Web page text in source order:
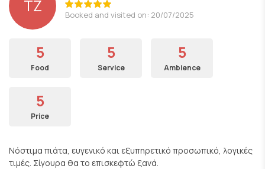
ΤΖ Booked and visited on: 20/07/2025
5
Food
5
Service
5
Ambience
5
Price
Νόστιμα πιάτα, ευγενικό και εξυπηρετικό προσωπικό, λογικές
τιμές. Σίγουρα θα το επισκεφτώ ξανά.